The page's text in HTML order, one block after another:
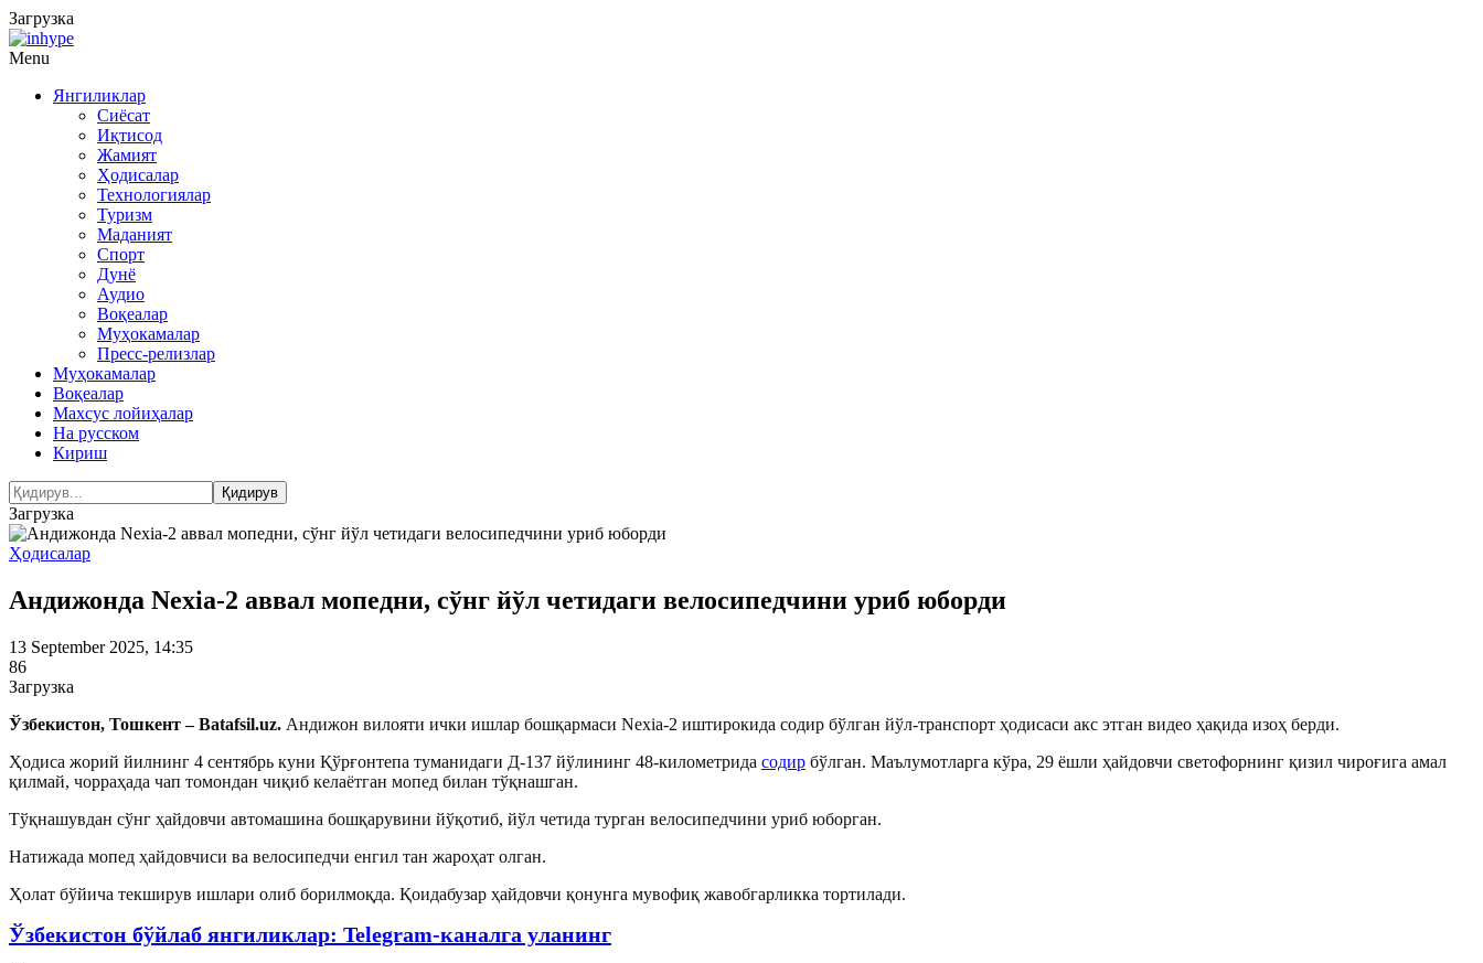
Загрузка
Menu
Янгиликлар
Сиёсат
Иқтисод
Жамият
Ҳодисалар
Технологиялар
Туризм
Маданият
Спорт
Дунё
Аудио
Воқеалар
Муҳокамалар
Пресс-релизлар
Муҳокамалар
Воқеалар
Махсус лойиҳалар
На русском
Кириш
Загрузка
Ҳодисалар
Андижонда Nexia-2 аввал мопедни, сўнг йўл четидаги велосипедчини уриб юборди
13 September 2025, 14:35
86
Загрузка
Ўзбекистон, Тошкент – Batafsil.uz. Андижон вилояти ички ишлар бошқармаси Nexia-2 иштирокида содир бўлган йўл-транспорт ҳодисаси акс этган видео ҳақида изоҳ берди.
Ҳодиса жорий йилнинг 4 сентябрь куни Қўрғонтепа туманидаги Д-137 йўлининг 48-километрида содир бўлган. Маълумотларга кўра, 29 ёшли ҳайдовчи светофорнинг қизил чироғига амал
қилмай, чорраҳада чап томондан чиқиб келаётган мопед билан тўқнашган.
Тўқнашувдан сўнг ҳайдовчи автомашина бошқарувини йўқотиб, йўл четида турган велосипедчини уриб юборган.
Натижада мопед ҳайдовчиси ва велосипедчи енгил тан жароҳат олган.
Ҳолат бўйича текширув ишлари олиб борилмоқда. Қоидабузар ҳайдовчи қонунга мувофиқ жавобгарликка тортилади.
Ўзбекистон бўйлаб янгиликлар: Telegram-каналга уланинг